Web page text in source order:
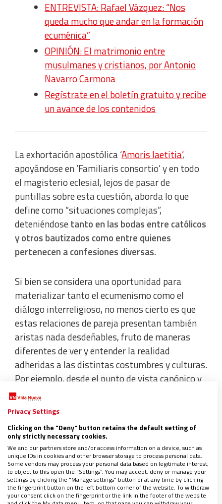
ENTREVISTA: Rafael Vázquez: “Nos
queda mucho que andar en la formación
ecuménica”
OPINIÓN: El matrimonio entre
musulmanes y cristianos, por Antonio
Navarro Carmona
Regístrate en el boletín gratuito y recibe
un avance de los contenidos
La exhortación apostólica ‘Amoris laetitia’,
apoyándose en ‘Familiaris consortio’ y en todo
el magisterio eclesial, lejos de pasar de
puntillas sobre esta cuestión, aborda lo que
define como “situaciones complejas”,
deteniéndosetanto en las bodas entre católicos
y otros bautizados como entre quienes
pertenecen a confesiones diversas.
Si bien se considera una oportunidad para
materializar tanto el ecumenismo como el
diálogo interreligioso, no menos cierto es que
estas relaciones de pareja presentan también
aristas nada desdeñables, fruto de maneras
diferentes de ver y entender la realidad
adheridas a las distintas costumbres y culturas.
Por ejemplo, desde el punto de vista canónico y
de la administración de los sacramentos,
ciertamente
Privacy Settings
Clicking on the "Deny" button retains the default setting of
only strictly necessary cookies.
We and our partners store and/or access information on a device, such as
unique IDs in cookies and other browser storage to process personal data.
Some vendors may process your personal data based on legitimate interest,
to object to this open the "Settings". You may accept, deny or manage your
settings by clicking the "Manage settings" button or at any time by clicking
the fingerprint button on the left bottom corner of the website. To withdraw
your consent click on the fingerprint or the link in the footer of the website